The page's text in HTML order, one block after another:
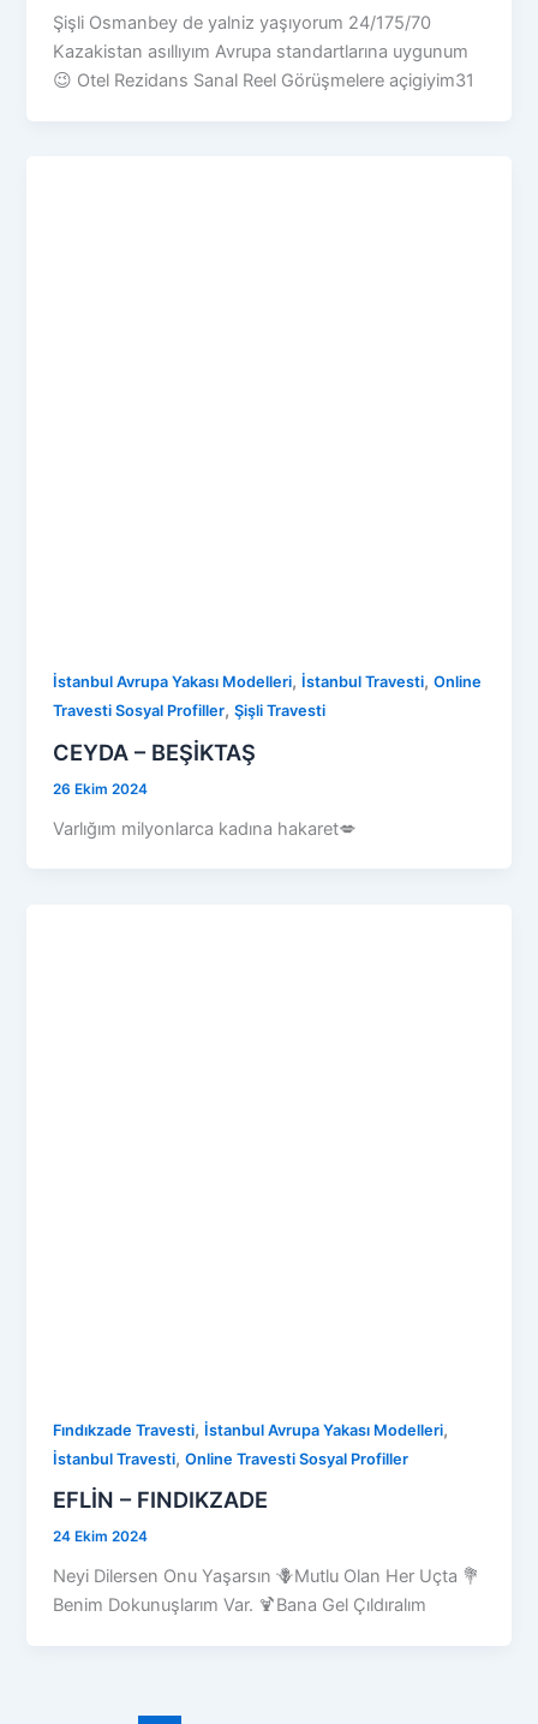
Şişli Osmanbey de yalniz yaşıyorum 24/175/70
Kazakistan asıllıyım Avrupa standartlarına uygunum
😉 Otel Rezidans Sanal Reel Görüşmelere açigiyim31
İstanbul Avrupa Yakası Modelleri, İstanbul Travesti,Online
Travesti Sosyal Profiller,Şişli Travesti
CEYDA – BEŞİKTAŞ
26 Ekim 2024
Varlığım milyonlarca kadına hakaret💋
Fındıkzade Travesti, İstanbul Avrupa Yakası Modelleri,
İstanbul Travesti,Online Travesti Sosyal Profiller
EFLİN – FINDIKZADE
24 Ekim 2024
Neyi Dilersen Onu Yaşarsın 🪻Mutlu Olan Her Uçta 💐
Benim Dokunuşlarım Var. 🍹Bana Gel Çıldıralım